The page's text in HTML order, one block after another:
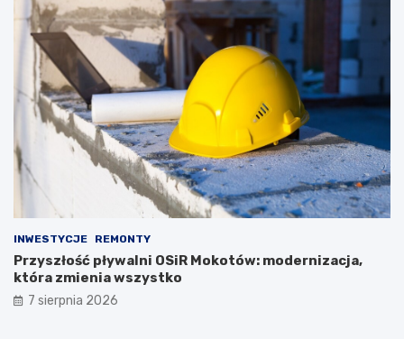
INWESTYCJE REMONTY
Przyszłość pływalni OSiR Mokotów: modernizacja,
która zmienia wszystko
7 sierpnia 2026